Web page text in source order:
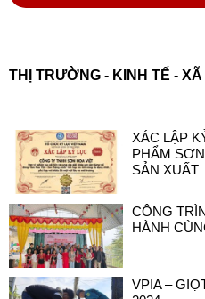
THỊ TRƯỜNG - KINH TẾ - XÃ
XÁC LẬP
PHẨM
SẢN XUẤT
CÔNG
HÀNH
VPIA –